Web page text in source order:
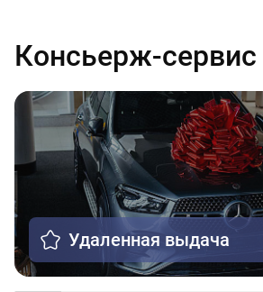
Консьерж-сервис
Удаленная выдача